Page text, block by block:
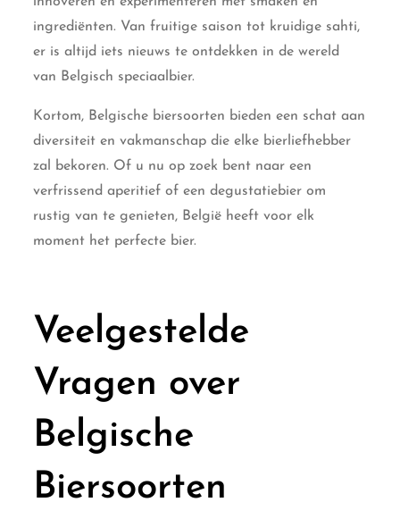
ingrediënten. Van fruitige saison tot kruidige sahti,
er is altijd iets nieuws te ontdekken in de wereld
van Belgisch speciaalbier.
Kortom, Belgische biersoorten bieden een schat aan
diversiteit en vakmanschap die elke bierliefhebber
zal bekoren. Of u nu op zoek bent naar een
verfrissend aperitief of een degustatiebier om
rustig van te genieten, België heeft voor elk
moment het perfecte bier.
Veelgestelde
Vragen over
Belgische
Biersoorten